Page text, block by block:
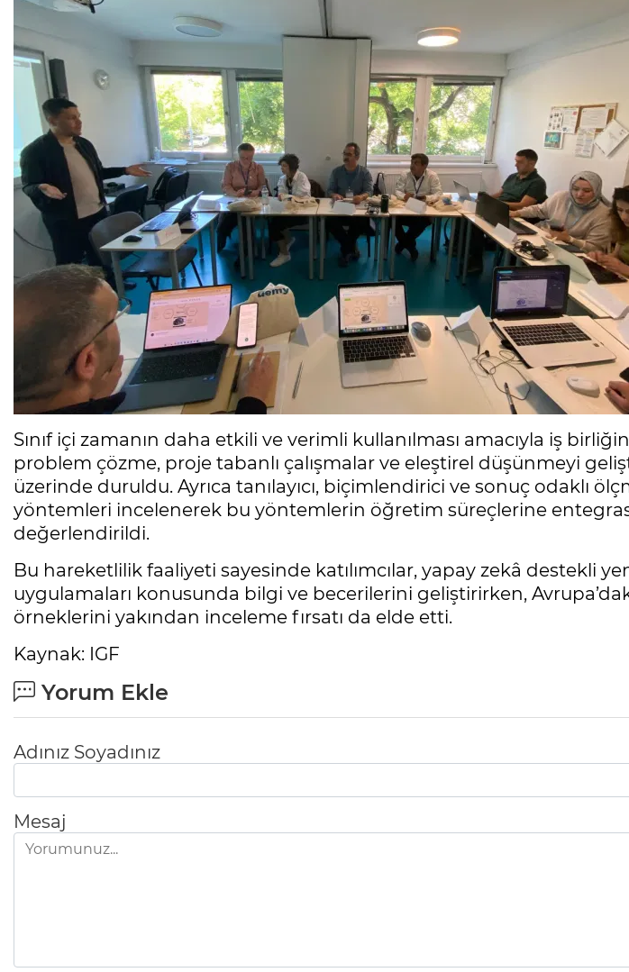
Sınıf içi zamanın daha etkili ve verimli kullanılması amacıyla iş
problem çözme, proje tabanlı çalışmalar ve eleştirel düşünmeyi
üzerinde duruldu. Ayrıca tanılayıcı, biçimlendirici ve sonuç odaklı
yöntemleri incelenerek bu yöntemlerin öğretim süreçlerine
değerlendirildi.
Bu hareketlilik faaliyeti sayesinde katılımcılar, yapay zekâ destekli
uygulamaları konusunda bilgi ve becerilerini geliştirirken,
örneklerini yakından inceleme fırsatı da elde etti.
Kaynak: IGF
Yorum Ekle
Adınız Soyadınız
Mesaj